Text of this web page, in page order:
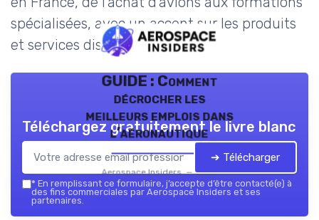
spécialisées, avec un accent sur les produits
et services disponibles.
GUIDE : Comment
décrocher les
meilleurs emplois dans
l’aéronautique
Aerospace Insiders — 2026
Téléchargez gratuitement le livre blanc
➔ Télécharger
* En remplissant ce formulaire, j’accepte d’être contacté(e) à
des fins commerciales par Aerospace Insiders et ses
partenaires.